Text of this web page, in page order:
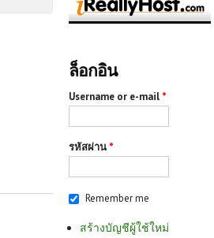
ล็อกอิน
Username or e-mail *
รหัสผ่าน *
Remember me
สร้างบัญชีผู้ใช้ใหม่